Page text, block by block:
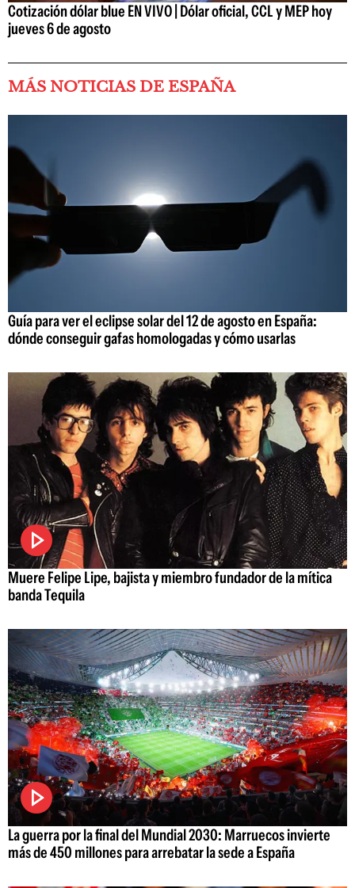
Cotización dólar blue EN VIVO | Dólar oficial, CCL y MEP hoy
jueves 6 de agosto
MÁS NOTICIAS DE ESPAÑA
Guía para ver el eclipse solar del 12 de agosto en España:
dónde conseguir gafas homologadas y cómo usarlas
Muere Felipe Lipe, bajista y miembro fundador de la mítica
banda Tequila
La guerra por la final del Mundial 2030: Marruecos invierte
más de 450 millones para arrebatar la sede a España